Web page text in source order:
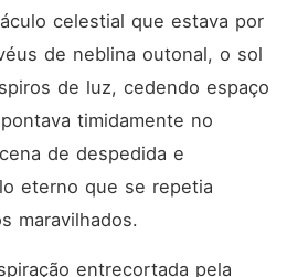
celestial que estava por
de neblina outonal, o sol
de luz, cedendo espaço
timidamente no
de despedida e
eterno que se repetia
maravilhados.
entrecortada pela